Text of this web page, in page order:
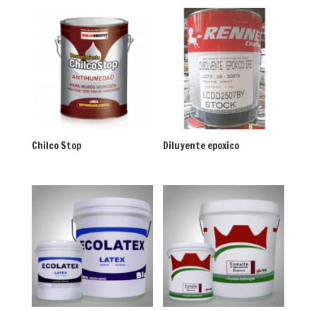
Chilco Stop Diluyente epoxico